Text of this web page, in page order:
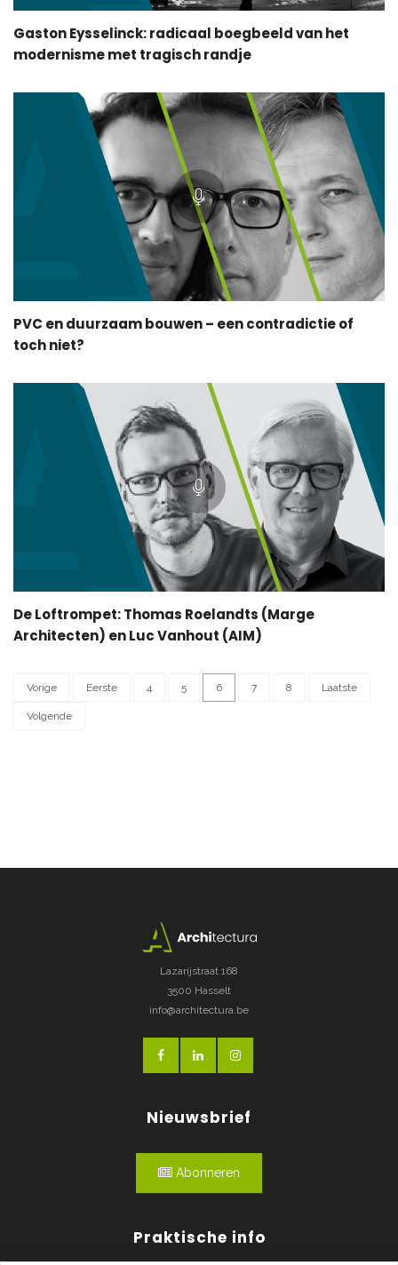
Gaston Eysselinck: radicaal boegbeeld van het
modernisme met tragisch randje
PVC en duurzaam bouwen – een contradictie of
toch niet?
De Loftrompet: Thomas Roelandts (Marge
Architecten) en Luc Vanhout (AIM)
Vorige Eerste 4 5 6 7 8 Laatste
Volgende
Lazarijstraat 168
3500 Hasselt
info@architectura.be
Nieuwsbrief
Abonneren
Praktische info